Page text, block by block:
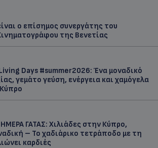
ο επίσημος συνεργάτης του
της Βενετίας
Days #summer2026: Ένα μοναδικό
γεμάτο γεύση, ενέργεια και χαμόγελα
ΓΑΤΑΣ: Χιλιάδες στην Κύπρο,
– Το χαδιάρικο τετράποδο με τη
καρδιές